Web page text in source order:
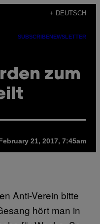
+ DEUTSCH
SUBSCRIBENEWSLETTER
zum
21, 2017, 7:45am
Anti-Verein bitte
hört man in